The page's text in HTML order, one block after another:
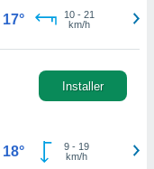
17° 10- 21
km/h
Installer
18° 9- 19
km/h